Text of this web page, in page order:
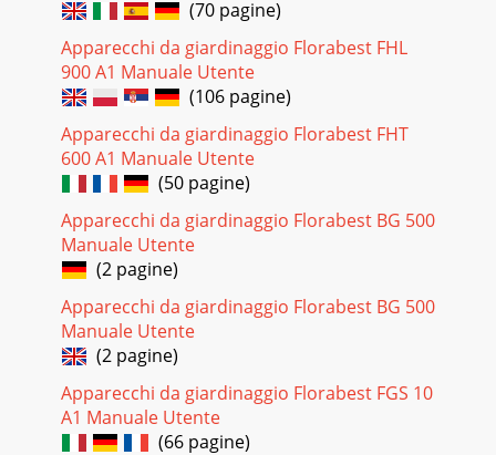
(70 pagine)
Apparecchi da giardinaggio Florabest FHL
900 A1 Manuale Utente
(106 pagine)
Apparecchi da giardinaggio Florabest FHT
600 A1 Manuale Utente
(50 pagine)
Apparecchi da giardinaggio Florabest BG 500
Manuale Utente
(2 pagine)
Apparecchi da giardinaggio Florabest BG 500
Manuale Utente
(2 pagine)
Apparecchi da giardinaggio Florabest FGS 10
A1 Manuale Utente
(66 pagine)